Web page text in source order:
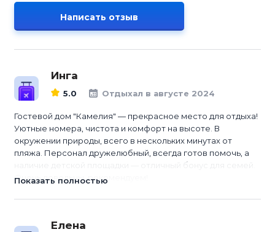
Написать отзыв
Инга
5.0 Отдыхал в августе 2024
Гостевой дом "Камелия" — прекрасное место для отдыха!
Уютные номера, чистота и комфорт на высоте. В
окружении природы, всего в нескольких минутах от
пляжа. Персонал дружелюбный, всегда готов помочь, а
наличие детской площадки — отличный бонус для семей.
Очень довольны, рекомендуем!
Показать полностью
Елена